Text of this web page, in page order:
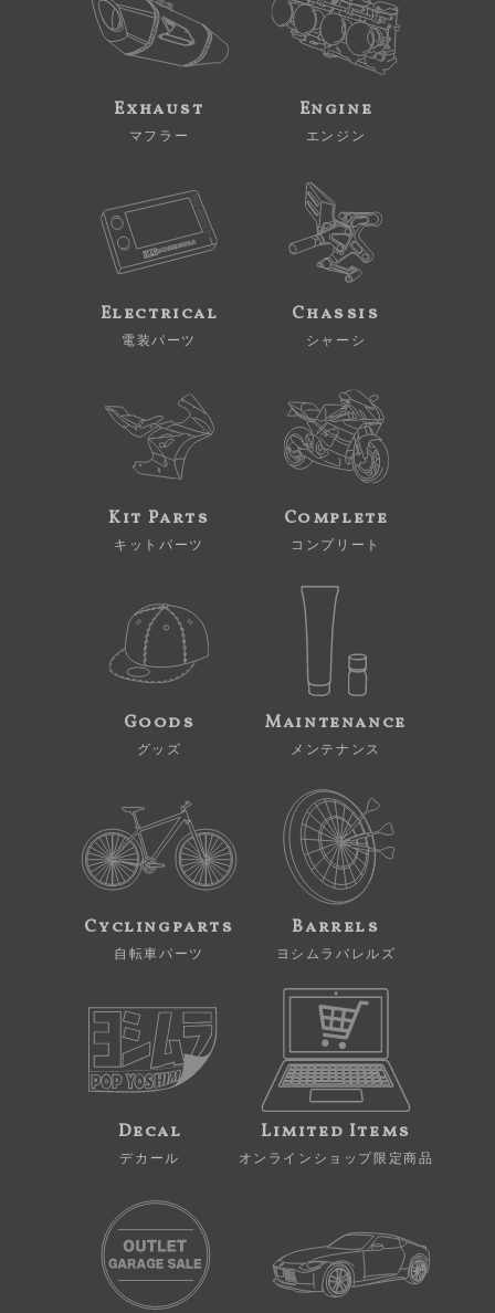
Exhaust
マフラー
Engine
エンジン
Electrical
電装パーツ
Chassis
シャーシ
Kit Parts
キットパーツ
Complete
コンプリート
Goods
グッズ
Maintenance
メンテナンス
Cyclingparts
自転車パーツ
Barrels
ヨシムラバレルズ
Decal
デカール
Limited Items
オンラインショップ限定商品